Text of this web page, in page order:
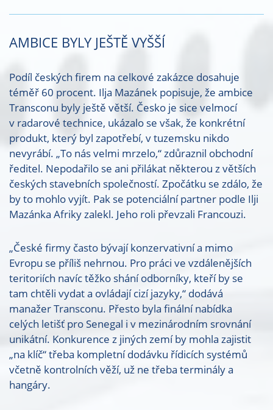
AMBICE BYLY JEŠTĚ VYŠŠÍ
Podíl českých firem na celkové zakázce dosahuje
téměř 60 procent. Ilja Mazánek popisuje, že ambice
Transconu byly ještě větší. Česko je sice velmocí
v radarové technice, ukázalo se však, že konkrétní
produkt, který byl zapotřebí, v tuzemsku nikdo
nevyrábí. „To nás velmi mrzelo,“ zdůraznil obchodní
ředitel. Nepodařilo se ani přilákat některou z větších
českých stavebních společností. Zpočátku se zdálo, že
by to mohlo vyjít. Pak se potenciální partner podle Ilji
Mazánka Afriky zalekl. Jeho roli převzali Francouzi.
„České firmy často bývají konzervativní a mimo
Evropu se příliš nehrnou. Pro práci ve vzdálenějších
teritoriích navíc těžko shání odborníky, kteří by se
tam chtěli vydat a ovládají cizí jazyky,“ dodává
manažer Transconu. Přesto byla finální nabídka
celých letišť pro Senegal i v mezinárodním srovnání
unikátní. Konkurence z jiných zemí by mohla zajistit
„na klíč“ třeba kompletní dodávku řídicích systémů
včetně kontrolních věží, už ne třeba terminály a
hangáry.